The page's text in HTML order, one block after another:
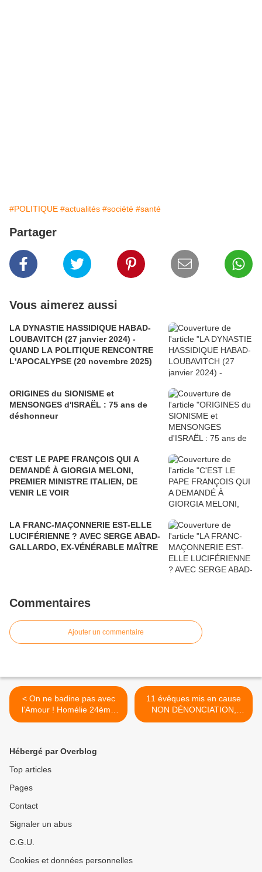
#POLITIQUE #actualités #société #santé
Partager
Vous aimerez aussi
LA DYNASTIE HASSIDIQUE HABAD-
LOUBAVITCH (27 janvier 2024) -
QUAND LA POLITIQUE RENCONTRE
L'APOCALYPSE (20 novembre 2025)
ORIGINES du SIONISME et
MENSONGES d'ISRAËL : 75 ans de
déshonneur
C'EST LE PAPE FRANÇOIS QUI A
DEMANDÉ À GIORGIA MELONI,
PREMIER MINISTRE ITALIEN, DE
VENIR LE VOIR
LA FRANC-MAÇONNERIE EST-ELLE
LUCIFÉRIENNE ? AVEC SERGE ABAD-
GALLARDO, EX-VÉNÉRABLE MAÎTRE
Commentaires
Ajouter un commentaire
< On ne badine pas avec
l’Amour ! Homélie 24ème
dimanche du Temps
11 évêques mis en cause
NON DÉNONCIATION,
ABUS SEXUEL ,
Hébergé par Overblog
Top articles
Pages
Contact
Signaler un abus
C.G.U.
Cookies et données personnelles